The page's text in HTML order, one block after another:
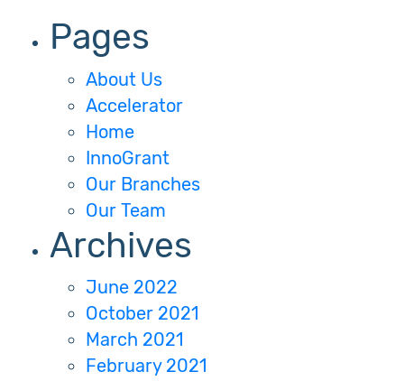
Pages
About Us
Accelerator
Home
InnoGrant
Our Branches
Our Team
Archives
June 2022
October 2021
March 2021
February 2021